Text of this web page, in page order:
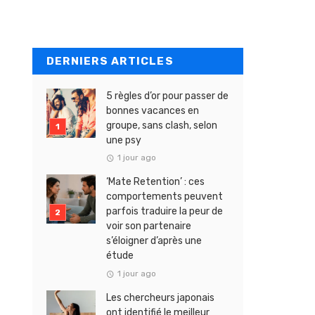
DERNIERS ARTICLES
5 règles d’or pour passer de
bonnes vacances en
groupe, sans clash, selon
une psy
1 jour ago
‘Mate Retention’ : ces
comportements peuvent
parfois traduire la peur de
voir son partenaire
s’éloigner d’après une
étude
1 jour ago
Les chercheurs japonais
ont identifié le meilleur